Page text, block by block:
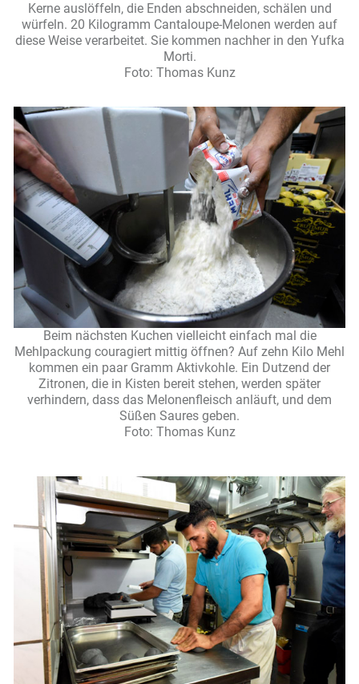
Kerne auslöffeln, die Enden abschneiden, schälen und
würfeln. 20 Kilogramm Cantaloupe-Melonen werden auf
diese Weise verarbeitet. Sie kommen nachher in den Yufka
Morti.
Foto: Thomas Kunz
Beim nächsten Kuchen vielleicht einfach mal die
Mehlpackung couragiert mittig öffnen? Auf zehn Kilo Mehl
kommen ein paar Gramm Aktivkohle. Ein Dutzend der
Zitronen, die in Kisten bereit stehen, werden später
verhindern, dass das Melonenfleisch anläuft, und dem
Süßen Saures geben.
Foto: Thomas Kunz